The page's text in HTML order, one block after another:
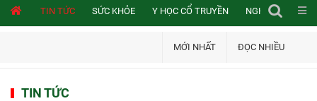
TIN TỨC SỨC KHỎE Y HỌC CỔ TRUYỀN NGHIÊN CỨU
MỚI NHẤT ĐỌC NHIỀU
TIN TỨC